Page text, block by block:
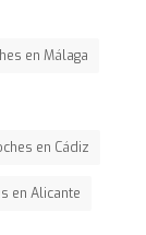
en Málaga
en Cádiz
en Alicante